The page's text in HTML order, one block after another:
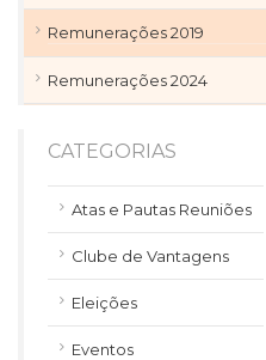
Remunerações 2019
Remunerações 2024
CATEGORIAS
Atas e Pautas Reuniões
Clube de Vantagens
Eleições
Eventos